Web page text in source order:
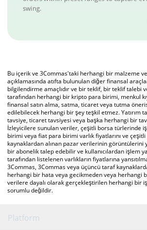
swing.
Bu içerik ve 3Commas'taki herhangi bir malzeme
açıklamasında atıfta bulunulan diğer finansal
bilgilendirme amaçlıdır ve bir teklif, bir teklif talebi
tarafından herhangi bir kripto para birimi, menkul
finansal satın alma, satma, ticaret veya tutma
edilebilecek herhangi bir şey teşkil etmez. Yatırım
tavsiye, ticaret tavsiyesi veya başka herhangi bir
İzleyicilere sunulan veriler, çeşitli borsa türlerinde
birimi veya fiat para birimi varlık fiyatlarını ve
kaynaklardan alınan pazar verilerinin görüntülerini
bir abonelik talep edebilir ve kullanıcılardan işlem
tarafından listelenen varlıkların fiyatlarına
3Commas, 3Commas veya üçüncü taraf
herhangi bir hata veya gecikmeden veya herhangi
verilere dayalı olarak gerçekleştirilen herhangi bir
sorumlu değildir.
Platform